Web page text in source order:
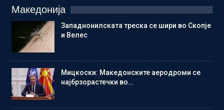
Македонија
Западнонилската треска се шири во Скопје
и Велес
Мицкоски: Македонските аеродроми се
најбрзорастечки во…